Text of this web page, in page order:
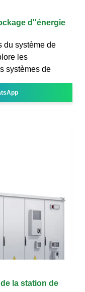
d''énergie
du système de
les
systèmes de
la station de